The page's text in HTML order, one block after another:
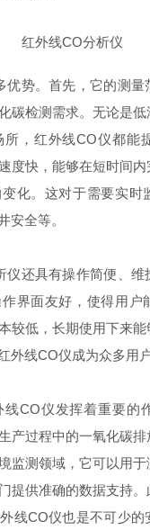
优势。首先，它的测量
碳检测需求。无论是低
，红外线CO仪都能
度快，能够在短时间
化。这对于需要实时
安全等。
仪还具有操作简便、维
界面友好，使得用户
较低，长期使用下来
外线CO仪成为众多用
CO仪发挥着重要的
产过程中的一氧化碳
监测领域，它可以用
提供准确的数据支持
线CO仪也是不可少的